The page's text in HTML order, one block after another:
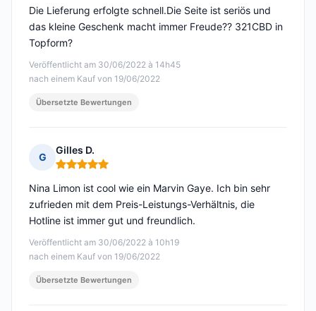
Veröffentlicht am 30/06/2022 à 14h45
nach einem Kauf von 19/06/2022
Die Lieferung erfolgte schnell.Die Seite ist seriös und
das kleine Geschenk macht immer Freude?? 321CBD in
Topform?
Übersetzte Bewertungen
G
Gilles D.
Hinweis: 5 von 5
Veröffentlicht am 30/06/2022 à 10h19
nach einem Kauf von 19/06/2022
Nina Limon ist cool wie ein Marvin Gaye. Ich bin sehr
zufrieden mit dem Preis-Leistungs-Verhältnis, die
Hotline ist immer gut und freundlich.
Übersetzte Bewertungen